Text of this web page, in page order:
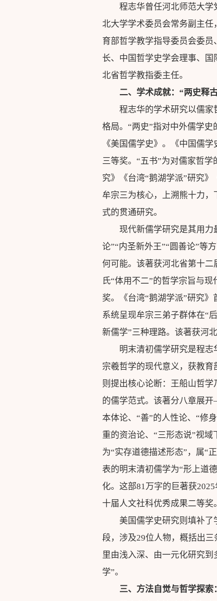
程志华曾任河北师范大
北大学学术委员会常务副主
育部哲学教学指导委员会委
长、中国哲学史学会理事、
北省哲学教指委主任。
二、学术成就：“两史释
程志华的学术研究以儒家
格局。“两史”指对中外儒学
《美国儒学史》。《中国儒
三等奖。“五书”为对儒家哲
究》《台湾“鹅湖学派”研究
牟宗三为核心，上溯熊十力，
式的贯通研究。
现代新儒学研究是其用力
论”“内圣新外王”“圆善论”等
何可能。该著获河北省第十
氏“体用不二”的哲学宗旨与
奖。《台湾“鹅湖学派”研究》
系统呈现牟宗三弟子群体在“
新儒学”三种理路。该著获河
明末清初儒学研究是程志
宗羲哲学的现代意义，获教育
则提出核心论断：王船山哲学
的儒学范式。该著分八章展
本体论、“善”的人性论、“修
重的资治论、“三形态说”视
为“实存道德描述形态”，属“
表的明末清初儒学为“形上道
化。这部81万字的巨著获
十届人文社科优秀成果二等奖。
美国儒学史研究则填补
段，涉及29位人物，概括出
里由浅入深、由一元化研究
学”。
三、方法自觉与哲学探索